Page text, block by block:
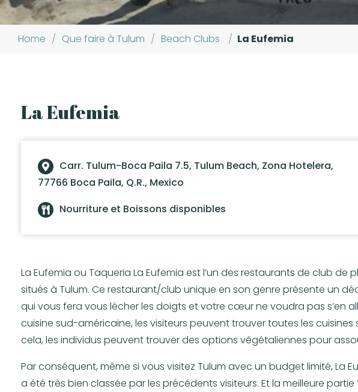
Home / Que faire à Tulum / Beach Clubs / La Eufemia
La Eufemia
Carr. Tulum-Boca Paila 7.5, Tulum Beach, Zona Hotelera,
77766 Boca Paila, Q.R., Mexico
Nourriture et Boissons disponibles
La Eufemia ou Taqueria La Eufemia est l’un des restaurants de club de
situés à Tulum. Ce restaurant/club unique en son genre présente un
qui vous fera vous lécher les doigts et votre cœur ne voudra pas s’en
cuisine sud-américaine, les visiteurs peuvent trouver toutes les cuisines
cela, les individus peuvent trouver des options végétaliennes pour
Par conséquent, même si vous visitez Tulum avec un budget limité, La
a été très bien classée par les précédents visiteurs. Et la meilleure